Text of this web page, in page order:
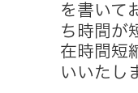
を書いて
ち時間が
在時間短
いいたし